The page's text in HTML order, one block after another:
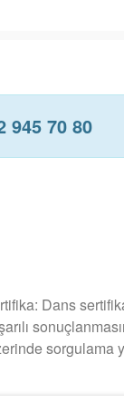
945 70 80
Dans
sorgulama